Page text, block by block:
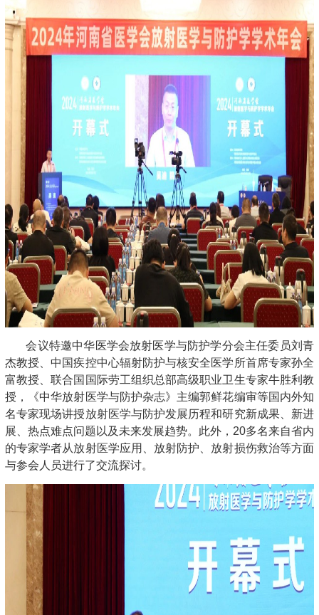
会议特邀中华医学会放射医学与防护学分会主任委员刘青
杰教授、中国疾控中心辐射防护与核安全医学所首席专家孙全
富教授、联合国国际劳工组织总部高级职业卫生专家牛胜利教
授，《中华放射医学与防护杂志》主编郭鲜花编审等国内外知
名专家现场讲授放射医学与防护发展历程和研究新成果、新进
展、热点难点问题以及未来发展趋势。此外，20多名来自省内
的专家学者从放射医学应用、放射防护、放射损伤救治等方面
与参会人员进行了交流探讨。